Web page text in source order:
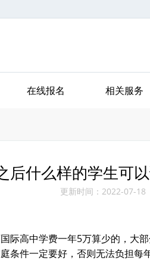
在线报名 相关服务
后什么样的学生可
更新时间：2022-07-18
际高中学费一年5万算少的，大
条件一定要好，否则无法负担每